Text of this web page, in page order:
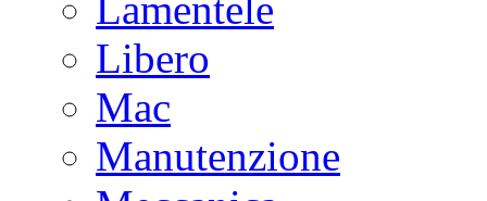
Libero
Mac
Manutenzione